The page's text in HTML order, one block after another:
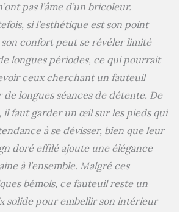
ou fraicheur ;
garnissage mousse
haute densité,
épaisseur de 10 cm
au niveau de
28D) ROBUSTE :
pieds effilés &
inclinés en métal
extrémités de
nivellement
antidérapants
(hauteur réglable
de 5 mm) :
maximum de
pas l’âme d’un bricoleur.
si l’esthétique est son point
confort peut se révéler limité
longues périodes, ce qui pourrait
ceux cherchant un fauteuil
de longues séances de détente. De
il faut garder un œil sur les pieds qui
à se dévisser, bien que leur
doré effilé ajoute une élégance
à l’ensemble. Malgré ces
bémols, ce fauteuil reste un
solide pour embellir son intérieur